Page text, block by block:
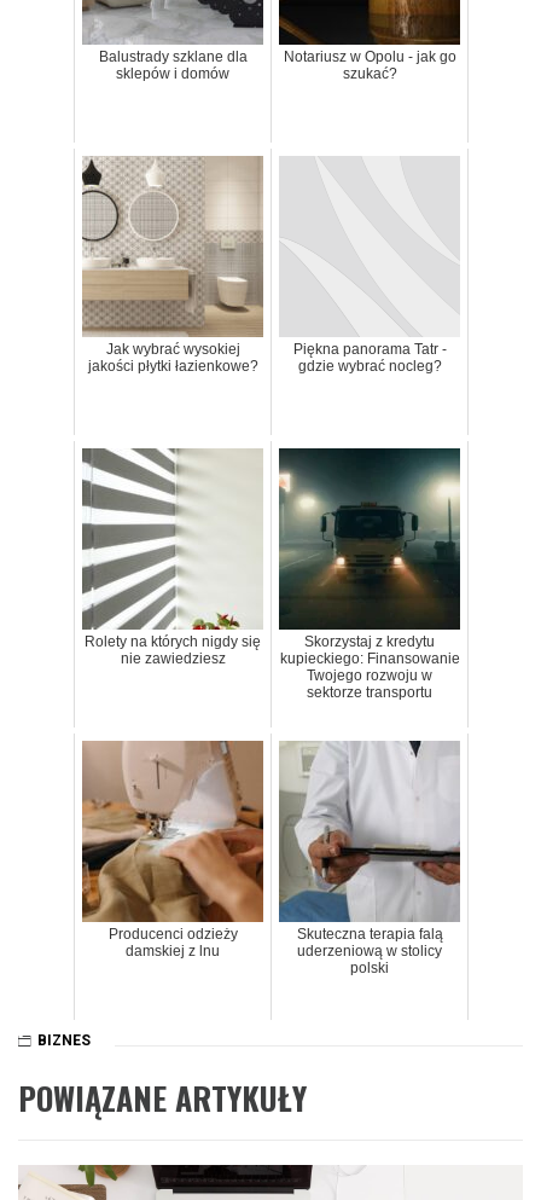
Balustrady szklane dla
sklepów i domów
Notariusz w Opolu - jak go
szukać?
Jak wybrać wysokiej
jakości płytki łazienkowe?
Piękna panorama Tatr -
gdzie wybrać nocleg?
Rolety na których nigdy się
nie zawiedziesz
Skorzystaj z kredytu
kupieckiego: Finansowanie
Twojego rozwoju w
sektorze transportu
Producenci odzieży
damskiej z lnu
Skuteczna terapia falą
uderzeniową w stolicy
polski
BIZNES
POWIĄZANE ARTYKUŁY